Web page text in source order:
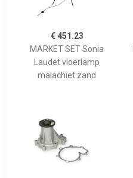
€ 451.23
MARKET SET Sonia
Laudet vloerlamp
malachiet zand